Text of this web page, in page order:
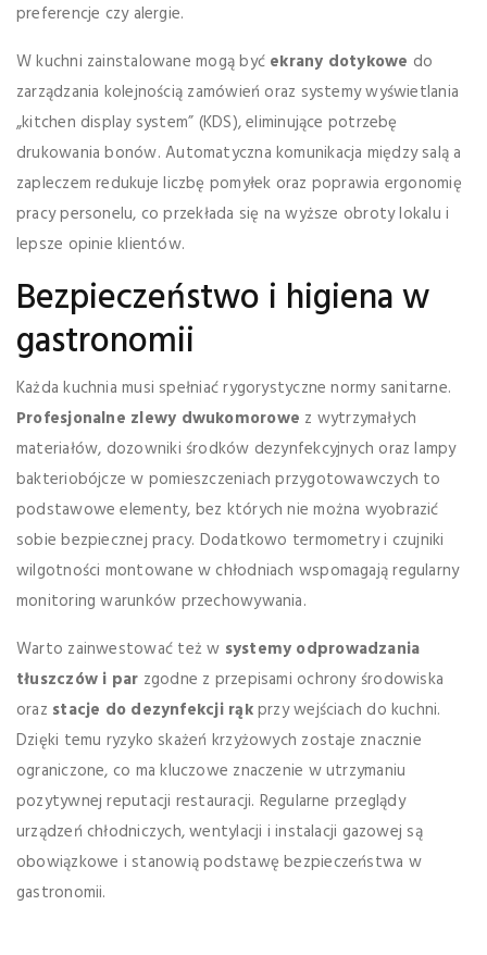
preferencje czy alergie.
W kuchni zainstalowane mogą być ekrany dotykowe do
zarządzania kolejnością zamówień oraz systemy wyświetlania
„kitchen display system” (KDS), eliminujące potrzebę
drukowania bonów. Automatyczna komunikacja między salą a
zapleczem redukuje liczbę pomyłek oraz poprawia ergonomię
pracy personelu, co przekłada się na wyższe obroty lokalu i
lepsze opinie klientów.
Bezpieczeństwo i higiena w
gastronomii
Każda kuchnia musi spełniać rygorystyczne normy sanitarne.
Profesjonalne zlewy dwukomorowe z wytrzymałych
materiałów, dozowniki środków dezynfekcyjnych oraz lampy
bakteriobójcze w pomieszczeniach przygotowawczych to
podstawowe elementy, bez których nie można wyobrazić
sobie bezpiecznej pracy. Dodatkowo termometry i czujniki
wilgotności montowane w chłodniach wspomagają regularny
monitoring warunków przechowywania.
Warto zainwestować też w systemy odprowadzania
tłuszczów i par zgodne z przepisami ochrony środowiska
oraz stacje do dezynfekcji rąkprzy wejściach do kuchni.
Dzięki temu ryzyko skażeń krzyżowych zostaje znacznie
ograniczone, co ma kluczowe znaczenie w utrzymaniu
pozytywnej reputacji restauracji. Regularne przeglądy
urządzeń chłodniczych, wentylacji i instalacji gazowej są
obowiązkowe i stanowią podstawę bezpieczeństwa w
gastronomii.